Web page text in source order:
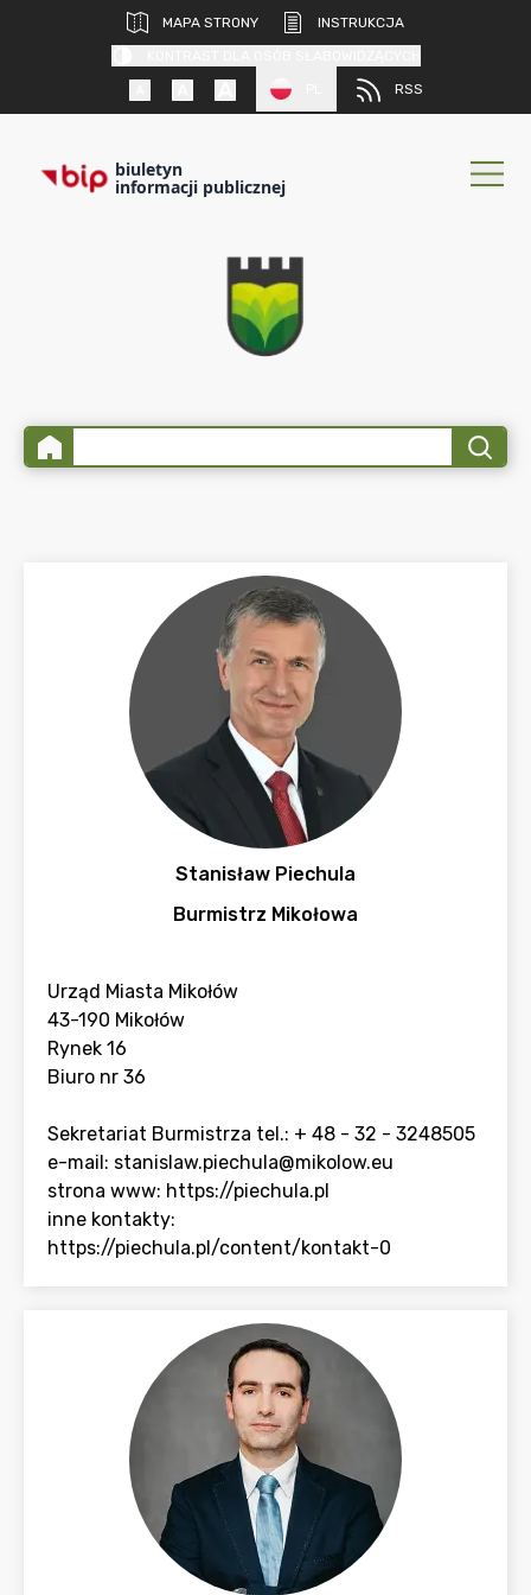
MAPA STRONY
INSTRUKCJA
RSS
biuletyn
informacji publicznej
Stanisław Piechula
Burmistrz Mikołowa
Urząd Miasta Mikołów
43-190 Mikołów
Rynek 16
Biuro nr 36
Sekretariat Burmistrza tel.: + 48 - 32 - 3248505
e-mail: stanislaw.piechula@mikolow.eu
strona www: https://piechula.pl
inne kontakty:
https://piechula.pl/content/kontakt-0